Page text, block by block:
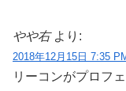
やや右 より:
2018年12月15日 7:35
リーコンがプロフ